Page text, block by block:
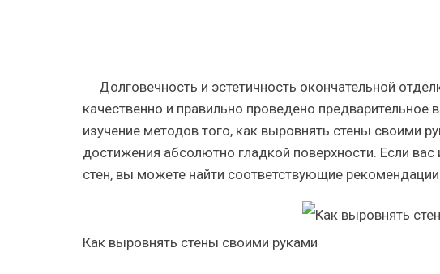
Долговечность и эстетичность окончательной
качественно и правильно проведено предварительное
изучение методов того, как выровнять стены своими
достижения абсолютно гладкой поверхности. Если
стен, вы можете найти соответствующие
Как выровнять стены своими руками